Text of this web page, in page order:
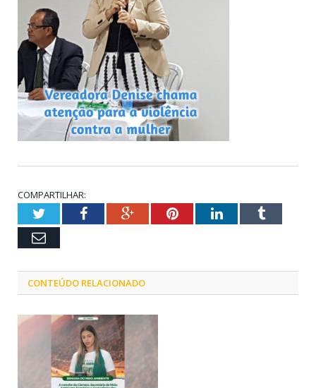
COMPARTILHAR:
TwitterFacebookGoogle+PinterestLinkedInTumblr
Email
CONTEÚDO RELACIONADO